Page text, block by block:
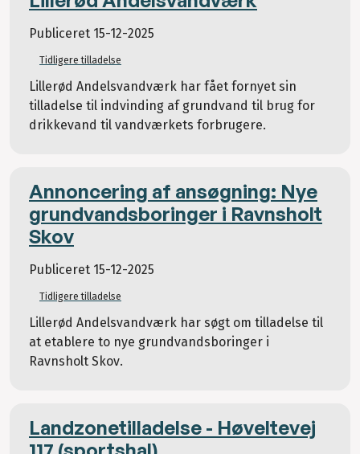
Publiceret 15-12-2025
Tidligere tilladelse
Lillerød Andelsvandværk har fået fornyet sin
tilladelse til indvinding af grundvand til brug for
drikkevand til vandværkets forbrugere.
Annoncering af ansøgning: Nye
grundvandsboringer i Ravnsholt
Skov
Publiceret 15-12-2025
Tidligere tilladelse
Lillerød Andelsvandværk har søgt om tilladelse til
at etablere to nye grundvandsboringer i
Ravnsholt Skov.
Landzonetilladelse - Høveltevej